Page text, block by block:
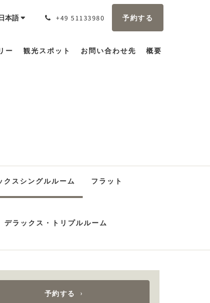
本語 +49 51133980 予約する
ー 観光スポット お問い合わせ先 概要
クスシングルルーム フラット
デラックス・トリプルルーム
予約する